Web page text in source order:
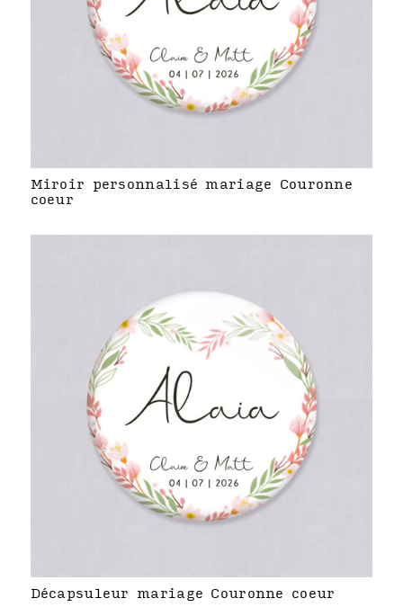
Miroir personnalisé mariage Couronne
coeur
Décapsuleur mariage Couronne coeur